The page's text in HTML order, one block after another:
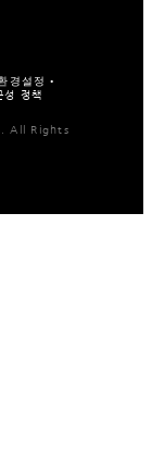
경설정
성 정책
All Rights